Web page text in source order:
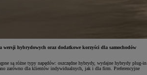
hybrydowych oraz dodatkowe korzyści dla samochodów
są różne typy napędów: oszczędne hybrydy, wydajne hybrydy plug-in
zarówno dla klientów indywidualnych, jak i dla firm. Preferencyjne